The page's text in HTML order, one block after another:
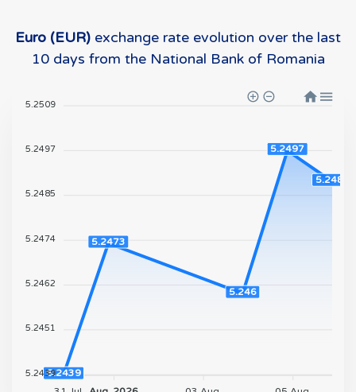
Euro (EUR) exchange rate evolution over the last
10 days from the National Bank of Romania
5.2439
5.2473
5.246
5.2497
5.2489
5.2509
5.2497
5.2485
5.2474
5.2462
5.2451
5.2439